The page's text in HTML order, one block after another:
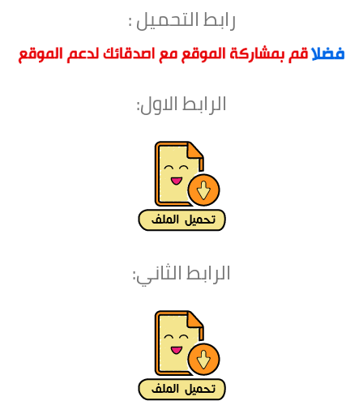
رابط التحميل :
الرابط الاول:
الرابط الثاني: